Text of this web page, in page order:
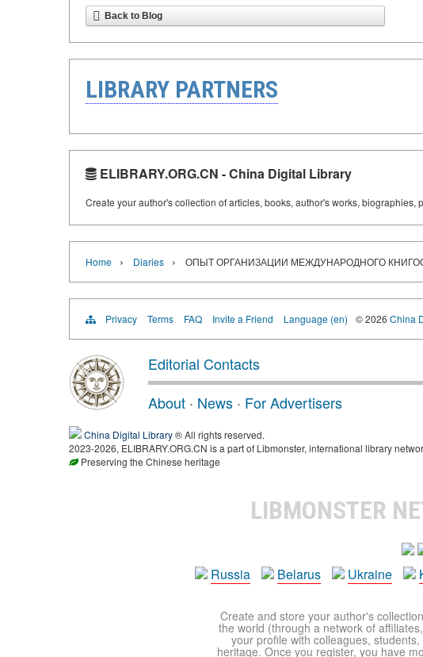
Back to Blog
LIBRARY PARTNERS
ELIBRARY.ORG.CN - China Digital Library
Create your author's collection of articles, books, author's works,
Home › Diaries › ОПЫТ ОРГАНИЗАЦИИ МЕЖДУНАРОДНОГО
Privacy Terms FAQ Invite a Friend Language (en) © 2026 China
Editorial Contacts
About · News · For Advertisers
China Digital Library® All rights reserved.
2023-2026, ELIBRARY.ORG.CN is a part of Libmonster, international library
Preserving the Chinese heritage
LIBMONSTER
Russia
Belarus Ukraine
Create and store your author's
the world (through a network of
your profile with colleagues,
heritage. Once you register, you have